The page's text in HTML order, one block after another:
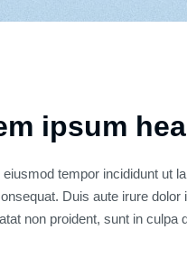
ipsum
tempor incididunt ut
Duis aute irure
non proident, sunt in culpa